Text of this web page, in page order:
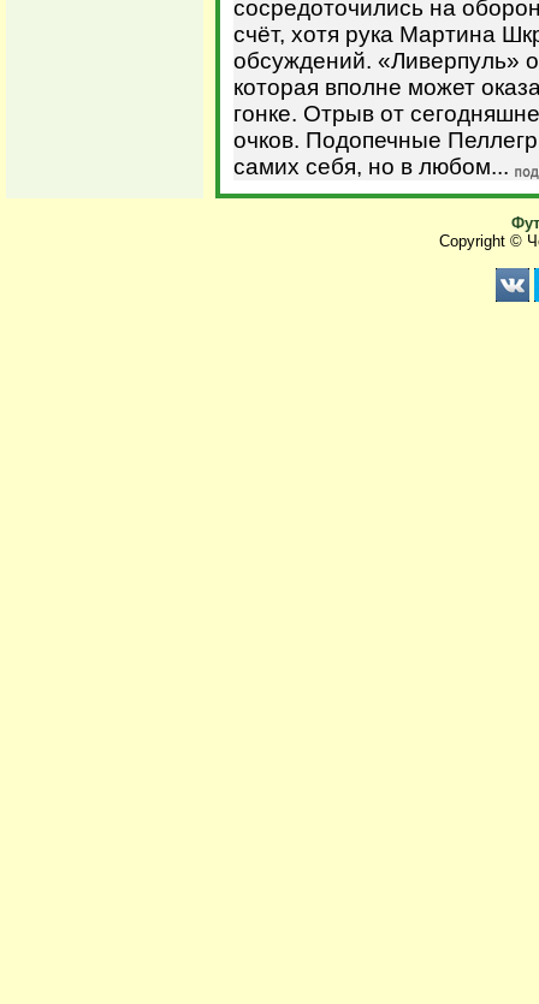
сосредоточились на
счёт, хотя рука Мартина
обсуждений. «Ливерпуль»
которая вполне может
гонке. Отрыв от
очков. Подопечные
самих себя, но в любом...
Copyright ©